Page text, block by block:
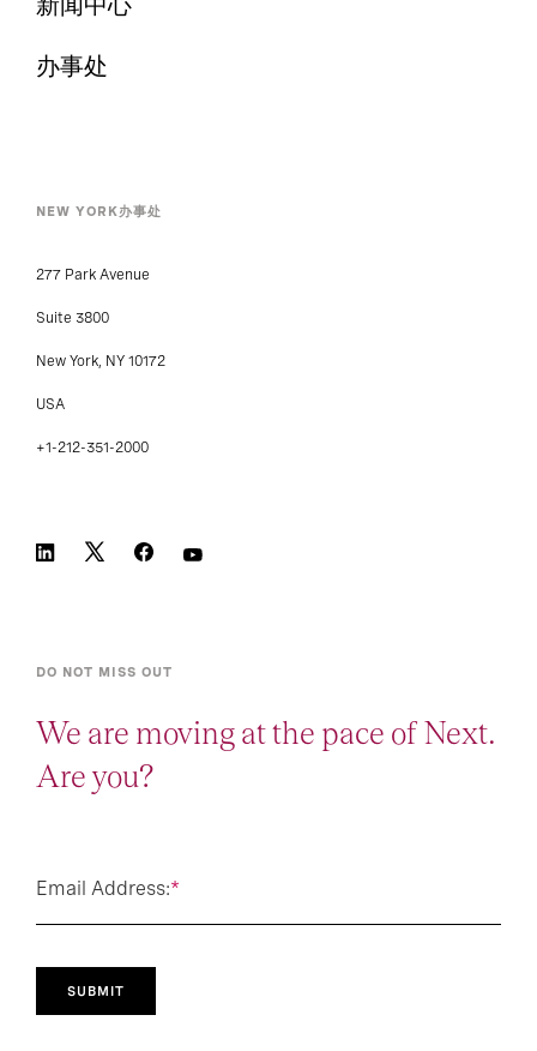
办事处
NEW YORK办事处
277 Park Avenue
Suite 3800
New York, NY 10172
USA
+1-212-351-2000
DO NOT MISS OUT
We are moving at the pace of Next.
Are you?
*
Email Address:
SUBMIT